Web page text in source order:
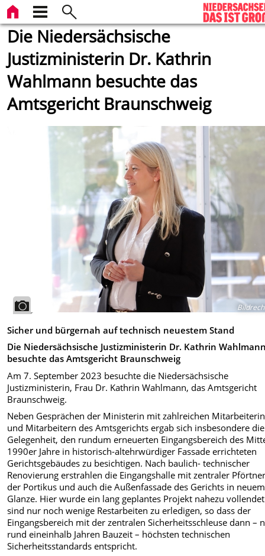
Die Niedersächsische
Justizministerin Dr. Kathrin
Wahlmann besuchte das
Amtsgericht Braunschweig
Sicher und bürgernah auf technisch neuestem Stand
Die Niedersächsische Justizministerin Dr. Kathrin
besuchte das Amtsgericht Braunschweig
Am 7. September 2023 besuchte die Niedersächsische
Justizministerin, Frau Dr. Kathrin Wahlmann, das Amtsgericht
Braunschweig.
Neben Gesprächen der Ministerin mit zahlreichen
und Mitarbeitern des Amtsgerichts ergab sich insbesondere die
Gelegenheit, den rundum erneuerten Eingangsbereich des
1990er Jahre in historisch-altehrwürdiger Fassade errichteten
Gerichtsgebäudes zu besichtigen. Nach baulich- technischer
Renovierung erstrahlen die Eingangshalle mit zentraler
der Portikus und auch die Außenfassade des Gerichts in neuem
Glanze. Hier wurde ein lang geplantes Projekt nahezu
sind nur noch wenige Restarbeiten zu erledigen, so dass der
Eingangsbereich mit der zentralen Sicherheitsschleuse dann –
rund eineinhalb Jahren Bauzeit – höchsten technischen
Sicherheitsstandards entspricht.